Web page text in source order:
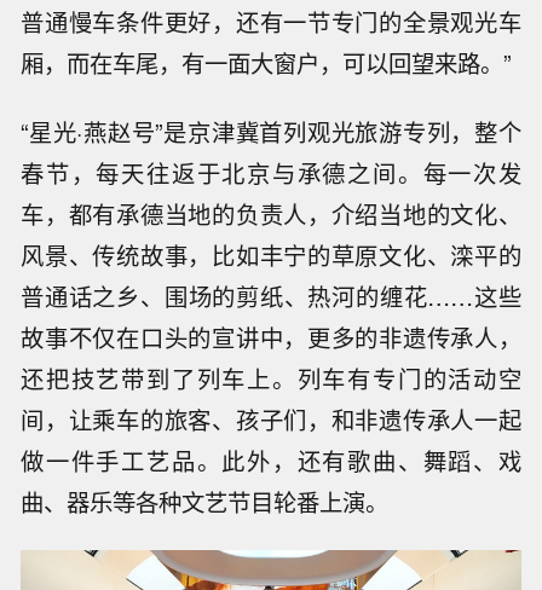
普通慢车条件更好，还有一节专门的全景观光车
厢，而在车尾，有一面大窗户，可以回望来路。”
“星光·燕赵号”是京津冀首列观光旅游专列，整个
春节，每天往返于北京与承德之间。每一次发
车，都有承德当地的负责人，介绍当地的文化、
风景、传统故事，比如丰宁的草原文化、滦平的
普通话之乡、围场的剪纸、热河的缠花……这些
故事不仅在口头的宣讲中，更多的非遗传承人，
还把技艺带到了列车上。列车有专门的活动空
间，让乘车的旅客、孩子们，和非遗传承人一起
做一件手工艺品。此外，还有歌曲、舞蹈、戏
曲、器乐等各种文艺节目轮番上演。